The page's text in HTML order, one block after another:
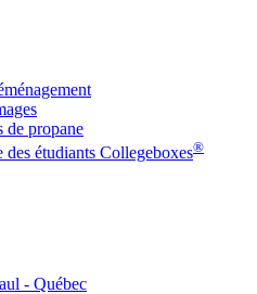
de propane
des étudiants Collegeboxes®
- Québec